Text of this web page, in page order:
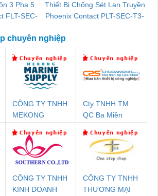
3 Pha 5
FLT-SEC-
Thiết Bị Chống Sét Lan Truyền
Phoenix Contact PLT-SEC-T3-
chuyên nghiệp
CÔNG TY TNHH
MEKONG
SUPPLY
Cty TNHH TM
QC Ba Miền
CÔNG TY TNHH
KINH DOANH
CÔNG TY TNHH
THƯƠNG MẠI